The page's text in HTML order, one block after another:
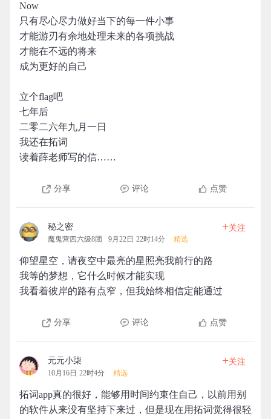
Now
只有尽心尽力做好当下的每一件小事
才能游刃有余地处理未来的各项挑战
才能在不远的将来
成为更好的自己
立个flag吧
七年后
二零二六年九月一日
我还在拓词
读着薛老师写的信……
分享 评论 点赞
秘之密
魔鬼营四六级8团 9月22日 22时14分 精选
+关注
仰望星空，请夜空中最亮的星照亮我前行的路
我等的梦想，它什么时候才能实现
我看着彼岸的路有点窄，但我始终相信定能通过
分享 评论 点赞
元元小柒
10月16日 22时4分 精选
+关注
拓词app真的很好，能够用时间约束住自己，以前用别
的软件从来没有坚持下来过，但是现在用拓词觉得很轻